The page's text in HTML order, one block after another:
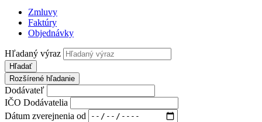
Zmluvy
Faktúry
Objednávky
Hľadaný výraz
Hľadať
Rozšírené hľadanie
Dodávateľ
IČO Dodávatelia
Dátum zverejnenia od